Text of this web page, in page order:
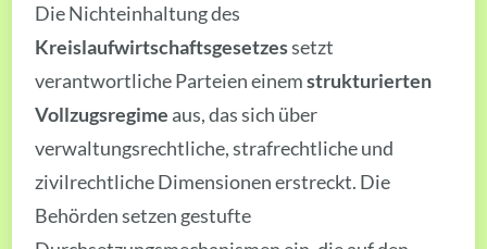
Die Nichteinhaltung des
Kreislaufwirtschaftsgesetzessetzt
verantwortliche Parteien einemstrukturierten
Vollzugsregime aus, das sich über
verwaltungsrechtliche, strafrechtliche und
zivilrechtliche Dimensionen erstreckt. Die
Behörden setzen gestufte